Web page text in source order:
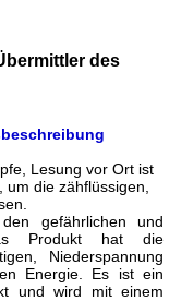
des
Lesung vor Ort ist
die zähflüssigen,
gefährlichen und
Produkt hat die
Niederspannung
Energie. Es ist ein
und wird mit einem